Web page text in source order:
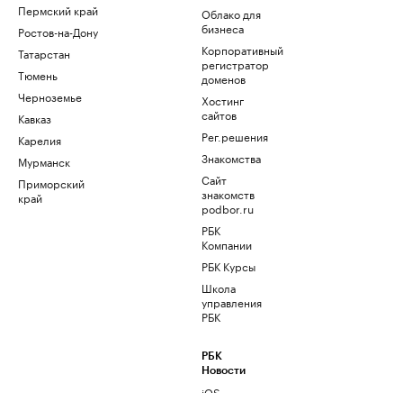
Пермский край
Ростов-на-Дону
Татарстан
Тюмень
Черноземье
Кавказ
Карелия
Мурманск
Приморский
край
Облако для
бизнеса
Корпоративный
регистратор
доменов
Хостинг
сайтов
Рег.решения
Знакомства
Сайт
знакомств
podbor.ru
РБК
Компании
РБК Курсы
Школа
управления
РБК
РБК
Новости